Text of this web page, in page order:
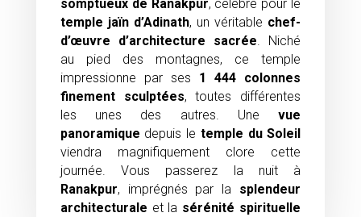
somptueux de Ranakpur, célèbre pour le
temple jaïn d’Adinath, un véritable chef-
d’œuvre d’architecture sacrée . Niché
au pied des montagnes, ce temple
impressionne par ses 1 444 colonnes
finement sculptées, toutes différentes
les unes des autres. Unevue
panoramique depuis le temple du Soleil
viendra magnifiquement clore cette
journée. Vous passerez la nuit à
Ranakpur, imprégnés par la splendeur
architecturale et la sérénité spirituelle